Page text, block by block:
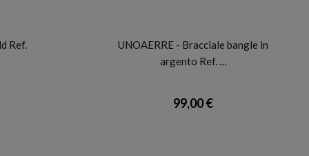
Ref.
UNOAERRE - Bracciale bangle in
argento Ref. …
99,00 €